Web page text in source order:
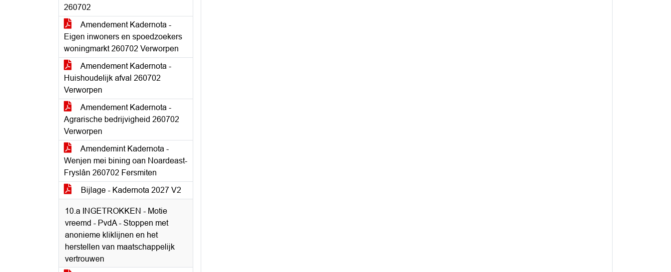
260702
Amendement Kadernota -
Eigen inwoners en spoedzoekers
woningmarkt 260702 Verworpen
Amendement Kadernota -
Huishoudelijk afval 260702
Verworpen
Amendement Kadernota -
Agrarische bedrijvigheid 260702
Verworpen
Amendemint Kadernota -
Wenjen mei bining oan Noardeast-
Fryslân 260702 Fersmiten
Bijlage - Kadernota 2027 V2
10.a INGETROKKEN - Motie
vreemd - PvdA - Stoppen met
anonieme kliklijnen en het
herstellen van maatschappelijk
vertrouwen